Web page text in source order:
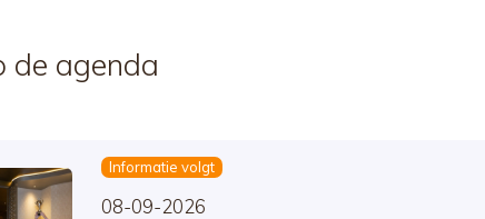
de agenda
Informatie volgt
08-09-2026